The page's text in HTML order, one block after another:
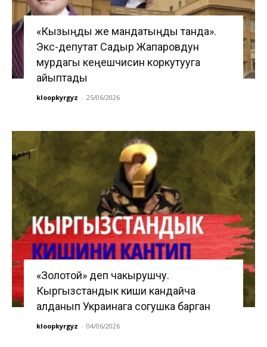
«Кызыңды же мандатыңды танда».
Экс-депутат Садыр Жапаровдун
мурдагы кеңешчисин коркутууга
айыптады
kloopkyrgyz - 25/06/2026
«Золотой» деп чакырушчу.
Кыргызстандык киши кандайча
алданып Украинага согушка барган
kloopkyrgyz - 04/06/2026